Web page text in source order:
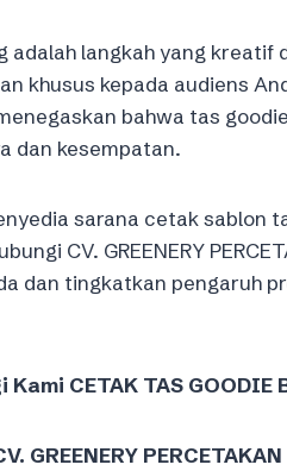
adalah langkah yang
khusus kepada audiens
bahwa tas
dan kesempatan.
sarana cetak sablon
CV. GREENERY
dan tingkatkan pengaruh
CETAK TAS GOODIE
GREENERY